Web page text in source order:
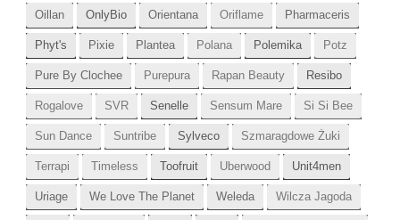
Oillan OnlyBio Orientana Oriflame Pharmaceris
Phyt's Pixie Plantea Polana Polemika Potz
Pure By Clochee Purepura Rapan Beauty Resibo
Rogalove SVR Senelle Sensum Mare Si Si Bee
Sun Dance Suntribe Sylveco Szmaragdowe Żuki
Terrapi Timeless Toofruit Uberwood Unit4men
Uriage We Love The Planet Weleda Wilcza Jagoda